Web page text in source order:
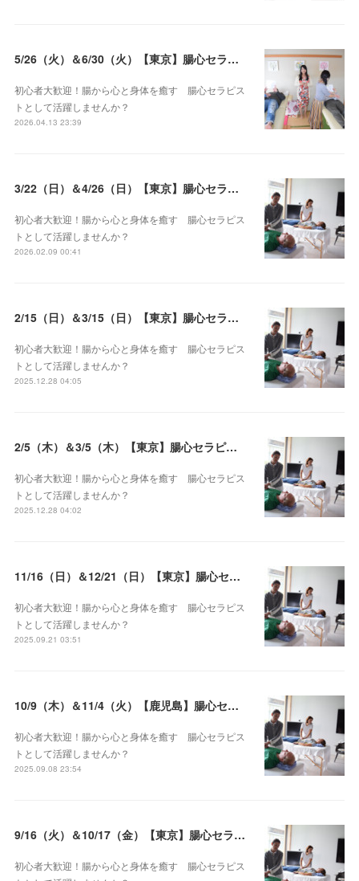
5/26（火）＆6/30（火）【東京】腸心セラピスト養成コース《２日間コース》開講決定
初心者大歓迎！腸から心と身体を癒す 腸心セラピス
トとして活躍しませんか？
2026.04.13 23:39
3/22（日）＆4/26（日）【東京】腸心セラピスト養成コース《２日間コース》開講決定
初心者大歓迎！腸から心と身体を癒す 腸心セラピス
トとして活躍しませんか？
2026.02.09 00:41
2/15（日）＆3/15（日）【東京】腸心セラピスト養成コース《２日間コース》開講決定
初心者大歓迎！腸から心と身体を癒す 腸心セラピス
トとして活躍しませんか？
2025.12.28 04:05
2/5（木）＆3/5（木）【東京】腸心セラピスト養成コース《２日間コース》開講決定
初心者大歓迎！腸から心と身体を癒す 腸心セラピス
トとして活躍しませんか？
2025.12.28 04:02
11/16（日）＆12/21（日）【東京】腸心セラピスト養成コース《２日間コース》開講決定
初心者大歓迎！腸から心と身体を癒す 腸心セラピス
トとして活躍しませんか？
2025.09.21 03:51
10/9（木）＆11/4（火）【鹿児島】腸心セラピスト養成コース《２日間コース》開講決定
初心者大歓迎！腸から心と身体を癒す 腸心セラピス
トとして活躍しませんか？
2025.09.08 23:54
9/16（火）＆10/17（金）【東京】腸心セラピスト養成コース《２日間コース》開講決定
初心者大歓迎！腸から心と身体を癒す 腸心セラピス